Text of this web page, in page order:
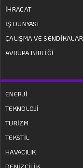
İHRACAT
İŞ DÜNYASI
ÇALIŞMA VE SENDİKALAR
AVRUPA BİRLİĞİ
ENERJİ
TEKNOLOJİ
TURİZM
TEKSTİL
HAVACILIK